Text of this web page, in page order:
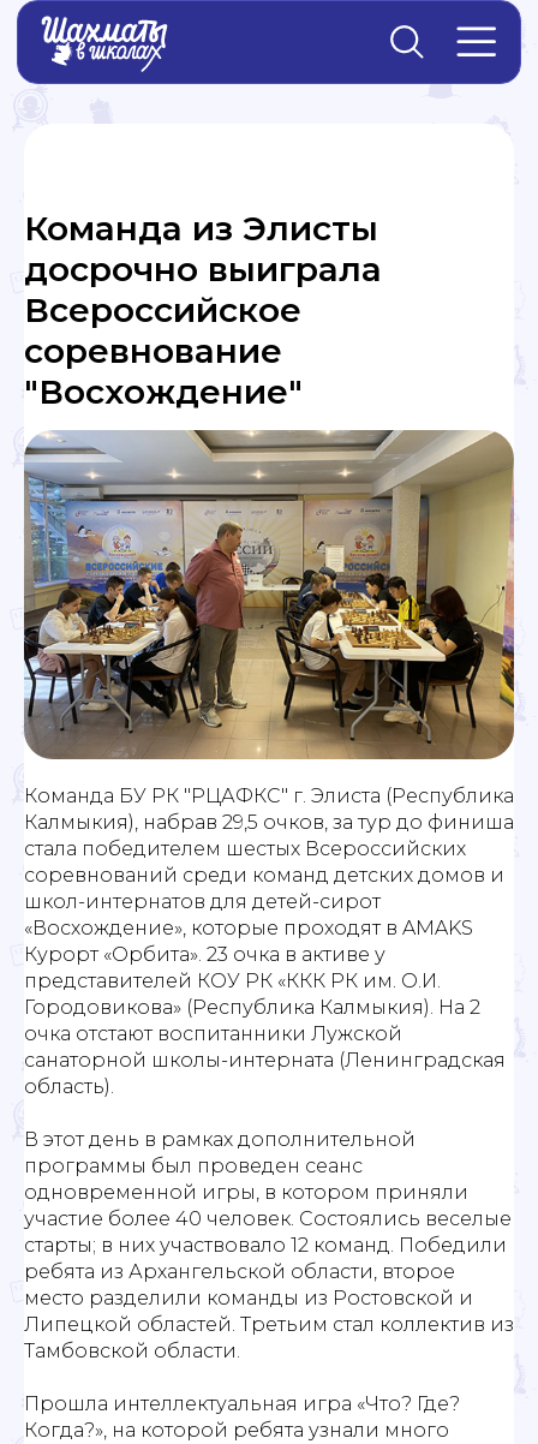
Команда из Элисты
досрочно выиграла
Всероссийское
соревнование
"Восхождение"
Команда БУ РК "РЦАФКС" г. Элиста (Республика
Калмыкия), набрав 29,5 очков, за тур до финиша
стала победителем шестых Всероссийских
соревнований среди команд детских домов и
школ-интернатов для детей-сирот
«Восхождение», которые проходят в AMAKS
Курорт «Орбита». 23 очка в активе у
представителей КОУ РК «ККК РК им. О.И.
Городовикова» (Республика Калмыкия). На 2
очка отстают воспитанники Лужской
санаторной школы-интерната (Ленинградская
область).
В этот день в рамках дополнительной
программы был проведен сеанс
одновременной игры, в котором приняли
участие более 40 человек. Состоялись веселые
старты; в них участвовало 12 команд. Победили
ребята из Архангельской области, второе
место разделили команды из Ростовской и
Липецкой областей. Третьим стал коллектив из
Тамбовской области.
Прошла интеллектуальная игра «Что? Где?
Когда?», на которой ребята узнали много